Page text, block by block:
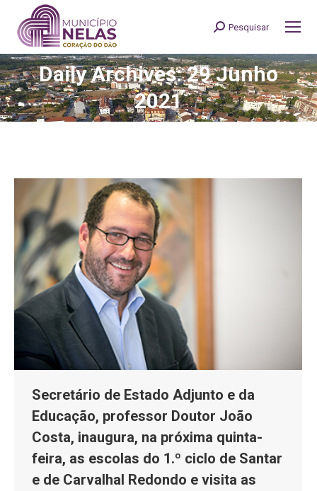
Search:
Pesquisar
Daily Archives: 29 Junho
2021
You are here:
Secretário de Estado Adjunto e da
Educação, professor Doutor João
Costa, inaugura, na próxima quinta-
feira, as escolas do 1.º ciclo de Santar
e de Carvalhal Redondo e visita as